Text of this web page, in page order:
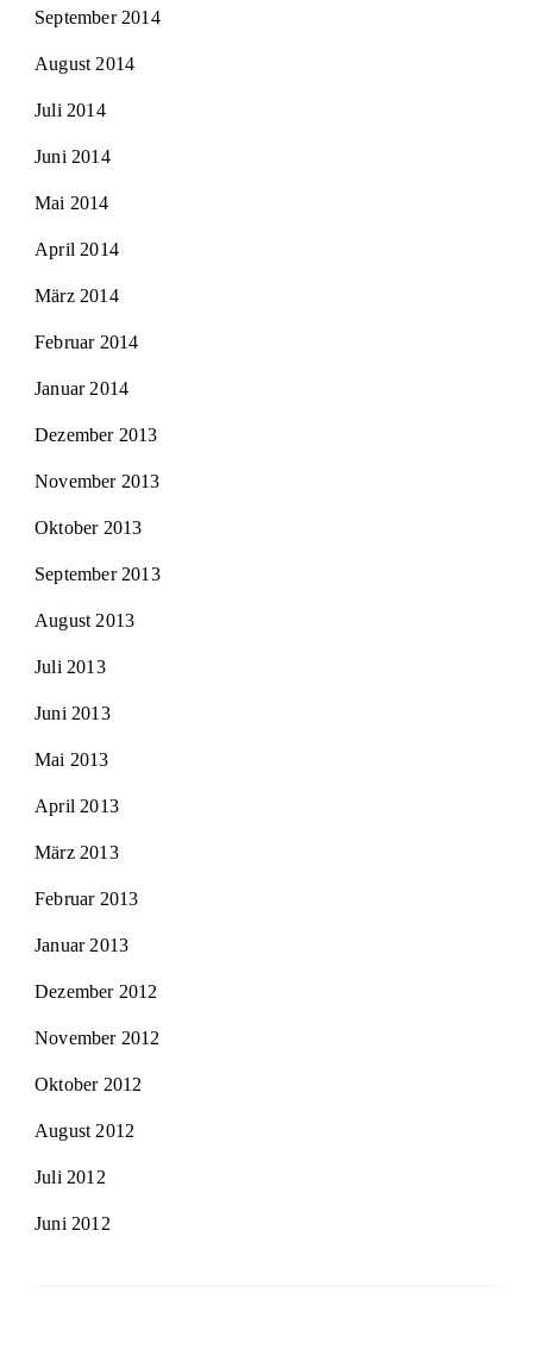
September 2014
August 2014
Juli 2014
Juni 2014
Mai 2014
April 2014
März 2014
Februar 2014
Januar 2014
Dezember 2013
November 2013
Oktober 2013
September 2013
August 2013
Juli 2013
Juni 2013
Mai 2013
April 2013
März 2013
Februar 2013
Januar 2013
Dezember 2012
November 2012
Oktober 2012
August 2012
Juli 2012
Juni 2012